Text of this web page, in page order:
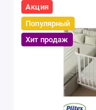
Акция
Популярный
Хит продаж